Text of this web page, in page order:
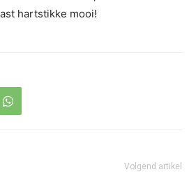
hartstikke mooi!
Volgend artikel